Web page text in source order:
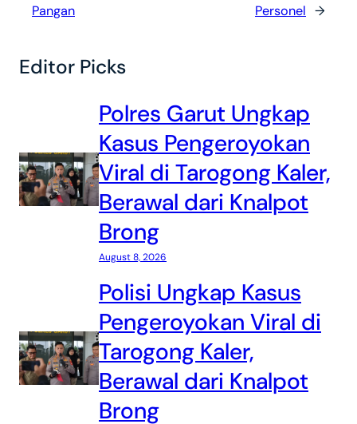
Pangan
Personel →
Editor Picks
Polres Garut Ungkap
Kasus Pengeroyokan
Viral di Tarogong Kaler,
Berawal dari Knalpot
Brong
August 8, 2026
Polisi Ungkap Kasus
Pengeroyokan Viral di
Tarogong Kaler,
Berawal dari Knalpot
Brong